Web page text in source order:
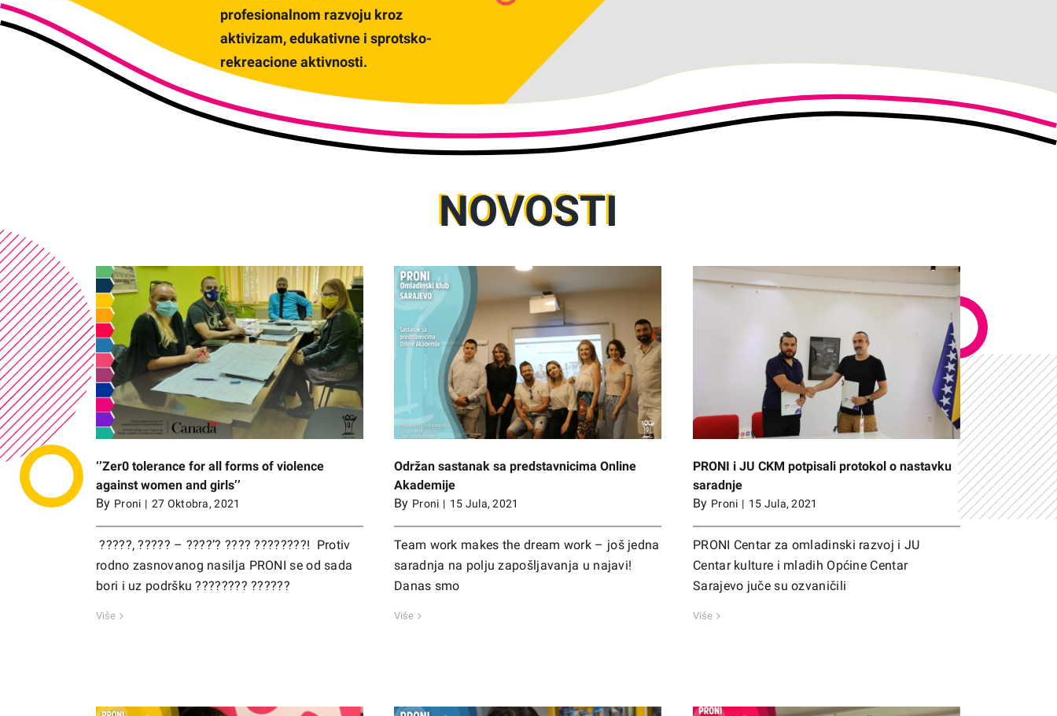
profesionalnom razvoju kroz
aktivizam, edukativne i sprotsko-
rekreacione aktivnosti.
NOVOSTI
of violence
‘’Zer0 tolerance for all forms of violence
against women and girls’’
By Proni | 27 Oktobra, 2021
?????, ????? – ????’? ???? ????????! Protiv
rodno zasnovanog nasilja PRONI se od sada
bori i uz podršku ???????? ??????
Više
Održan sastanak sa predstavnicima Online
Akademije
Održan sastanak sa predstavnicima Online
Akademije
By Proni | 15 Jula, 2021
Team work makes the dream work – još jedna
saradnja na polju zapošljavanja u najavi!
Danas smo
Više
PRONI i JU CKM potpisali protokol o nastavku
saradnje
PRONI i JU CKM potpisali protokol o nastavku
saradnje
By Proni | 15 Jula, 2021
PRONI Centar za omladinski razvoj i JU
Centar kulture i mladih Općine Centar
Sarajevo juče su ozvaničili
Više